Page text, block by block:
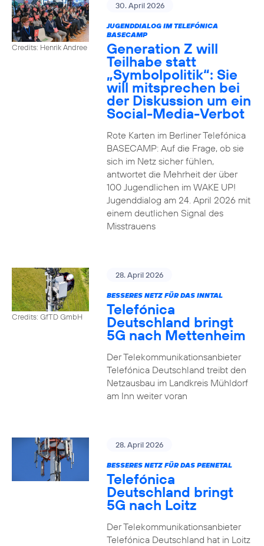
Credits: Henrik Andree
30. April 2026
JUGENDDIALOG IM TELEFÓNICA
BASECAMP
Generation Z will
Teilhabe statt
„Symbolpolitik“: Sie
will mitsprechen bei
der Diskussion um ein
Social-Media-Verbot
Rote Karten im Berliner Telefónica
BASECAMP: Auf die Frage, ob sie
sich im Netz sicher fühlen,
antwortet die Mehrheit der über
100 Jugendlichen im WAKE UP!
Jugenddialog am 24. April 2026 mit
einem deutlichen Signal des
Misstrauens
Credits: GfTD GmbH
28. April 2026
BESSERES NETZ FÜR DAS INNTAL
Telefónica
Deutschland bringt
5G nach Mettenheim
Der Telekommunikationsanbieter
Telefónica Deutschland treibt den
Netzausbau im Landkreis Mühldorf
am Inn weiter voran
28. April 2026
BESSERES NETZ FÜR DAS PEENETAL
Telefónica
Deutschland bringt
5G nach Loitz
Der Telekommunikationsanbieter
Telefónica Deutschland hat in Loitz